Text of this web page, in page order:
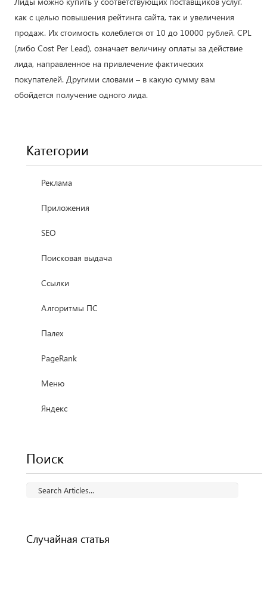
как с целью повышения рейтинга сайта, так и увеличения
продаж. Их стоимость колеблется от 10 до 10000 рублей. CPL
(либо Cost Per Lead), означает величину оплаты за действие
лида, направленное на привлечение фактических
покупателей. Другими словами – в какую сумму вам
обойдется получение одного лида.
Категории
Реклама
Приложения
SEO
Поисковая выдача
Ссылки
Алгоритмы ПС
Палех
PageRank
Меню
Яндекс
Поиск
Случайная статья